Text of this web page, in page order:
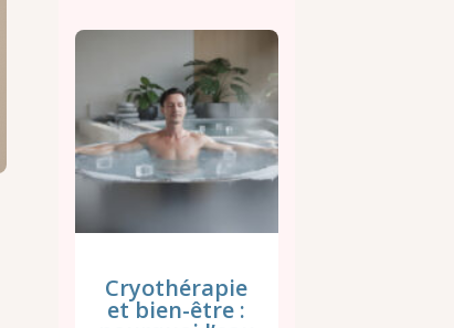
Cryothérapie
et bien-être :